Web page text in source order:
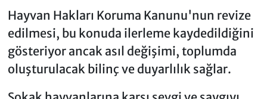
Hayvan Hakları Koruma Kanunu'nun revize
edilmesi, bu konuda ilerleme kaydedildiğini
gösteriyor ancak asıl değişimi, toplumda
oluşturulacak bilinç ve duyarlılık sağlar.